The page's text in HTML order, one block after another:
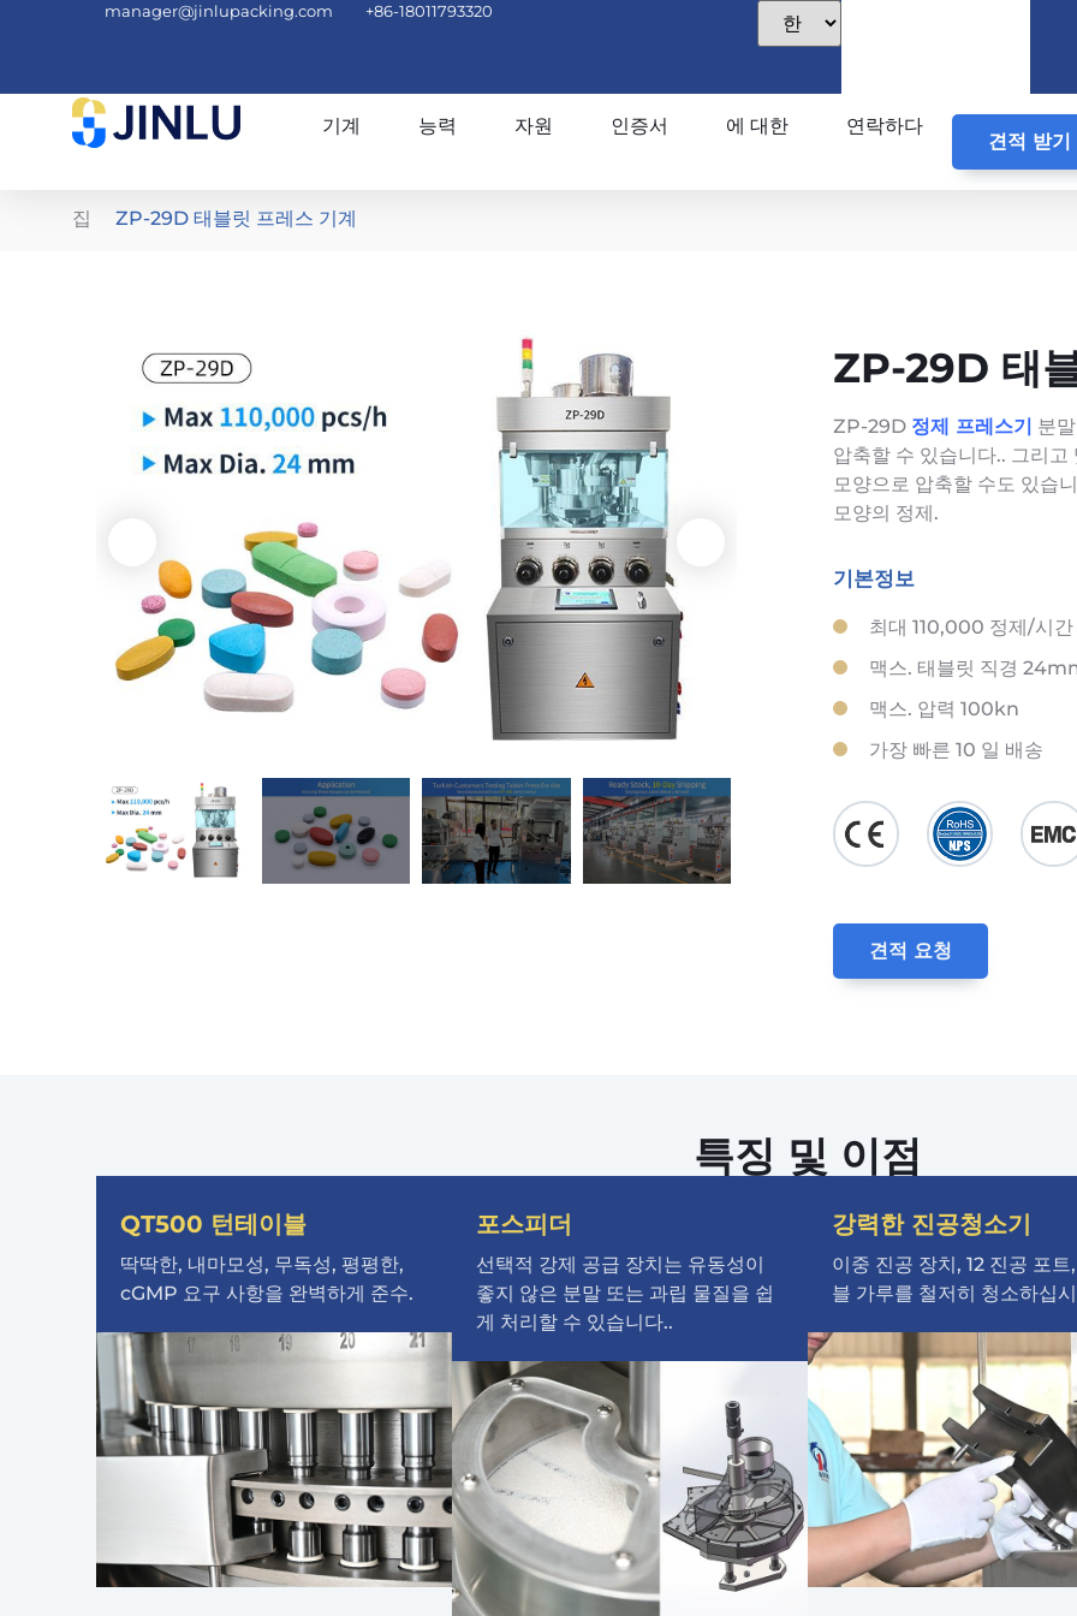
manager@jinlupacking.com +86-18011793320
기계 능력 자원 인증서 에 대한 연락하다
견적 받기
집 ZP-29D 태블릿 프레스 기계
ZP-29D 태
ZP-29D 정제 프레스기 분
압축할 수 있습니다.. 그리
모양으로 압축할 수도 있습
모양의 정제.
기본정보
최대 110,000 정제/시간
맥스. 태블릿 직경
맥스. 압력 100kn
가장 빠른 10 일 배송
견적 요청
특징 및 이점
QT500 턴테이블
딱딱한, 내마모성, 무독성, 평평한,
cGMP 요구 사항을 완벽하게 준수.
포스피더
선택적 강제 공급 장치는 유동성이
좋지 않은 분말 또는 과립 물질을 쉽
게 처리할 수 있습니다..
강력한 진공청소기
이중 진공 장치, 12 진공 포트
블 가루를 철저히 청소하십